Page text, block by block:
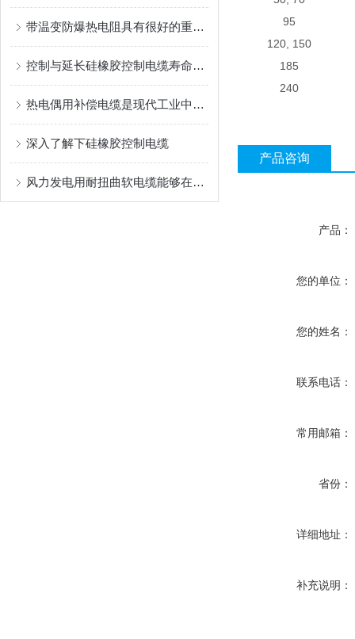
带温变防爆热电阻具有很好的重现性和稳定性
控制与延长硅橡胶控制电缆寿命的方法
热电偶用补偿电缆是现代工业中非常重要的测量设备
深入了解下硅橡胶控制电缆
风力发电用耐扭曲软电缆能够在设备运转时承受一定的扭转力
95
120, 150
185
240
产品咨询
产品：
您的单位：
您的姓名：
联系电话：
常用邮箱：
省份：
详细地址：
补充说明：